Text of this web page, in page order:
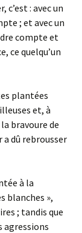
c’est : avec un
; et avec un
compte et
ce quelqu’un
plantées
et, à
bravoure de
a dû rebrousser
à la
blanches »,
; tandis que
agressions